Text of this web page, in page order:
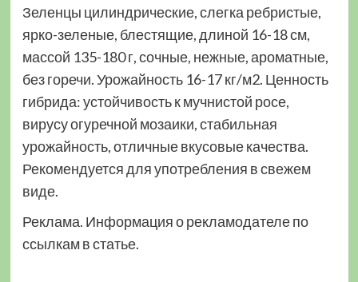
Зеленцы цилиндрические, слегка ребристые,
ярко-зеленые, блестящие, длиной 16-18 см,
массой 135-180 г, сочные, нежные, ароматные,
без горечи. Урожайность 16-17 кг/м2. Ценность
гибрида: устойчивость к мучнистой росе,
вирусу огуречной мозаики, стабильная
урожайность, отличные вкусовые качества.
Рекомендуется для употребления в свежем
виде.
Реклама. Информация о рекламодателе по
ссылкам в статье.